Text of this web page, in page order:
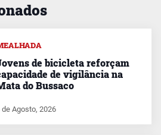
de bicicleta reforçam
de vigilância na
do Bussaco
de Agosto, 2026